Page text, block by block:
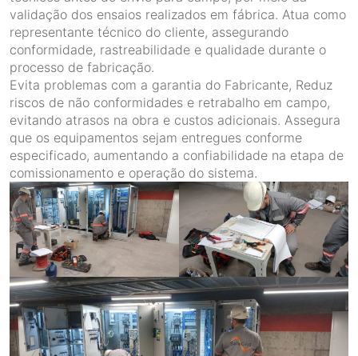
validação dos ensaios realizados em fábrica. Atua como
representante técnico do cliente, assegurando
conformidade, rastreabilidade e qualidade durante o
processo de fabricação.
Evita problemas com a garantia do Fabricante, Reduz
riscos de não conformidades e retrabalho em campo,
evitando atrasos na obra e custos adicionais. Assegura
que os equipamentos sejam entregues conforme
especificado, aumentando a confiabilidade na etapa de
comissionamento e operação do sistema.